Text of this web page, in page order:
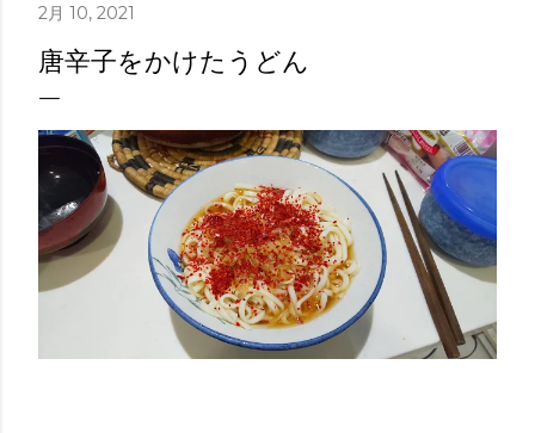
2月 10, 2021
唐辛子をかけたうどん